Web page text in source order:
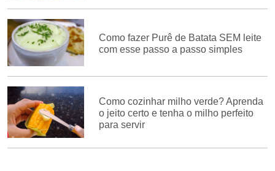
Como fazer Purê de Batata SEM leite
com esse passo a passo simples
Como cozinhar milho verde? Aprenda
o jeito certo e tenha o milho perfeito
para servir